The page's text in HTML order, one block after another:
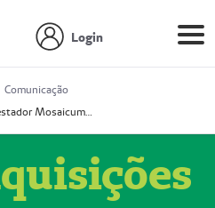
Login
Comunicação
Prestador Mosaicum Espaço Clínico Eireli (51004355-5)